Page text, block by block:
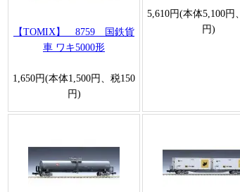
【TOMIX】 8759 国鉄貨
車 ワキ5000形
1,650円(本体1,500円、税150
円)
5,610円(本体5,100円
円)